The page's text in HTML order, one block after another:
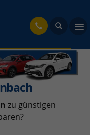
zu günstigen